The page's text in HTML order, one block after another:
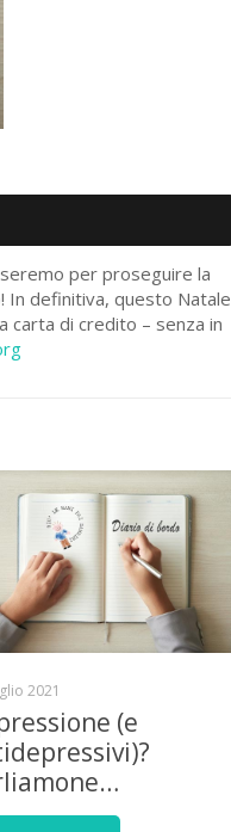
per proseguire la
In definitiva, questo Natale
carta di credito – senza in
2021
(e